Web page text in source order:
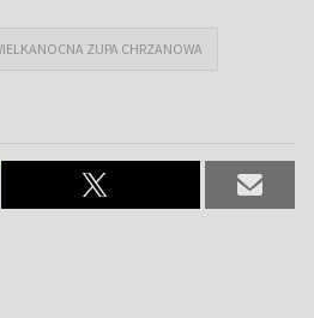
ZUPA CHRZANOWA